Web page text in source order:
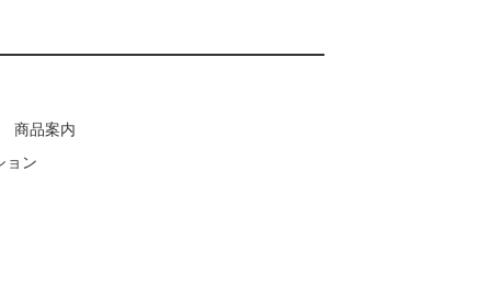
商品案内
ョン